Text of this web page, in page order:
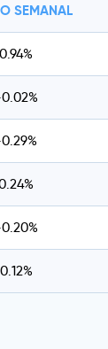
SEMANAL
0.94%
0.12%